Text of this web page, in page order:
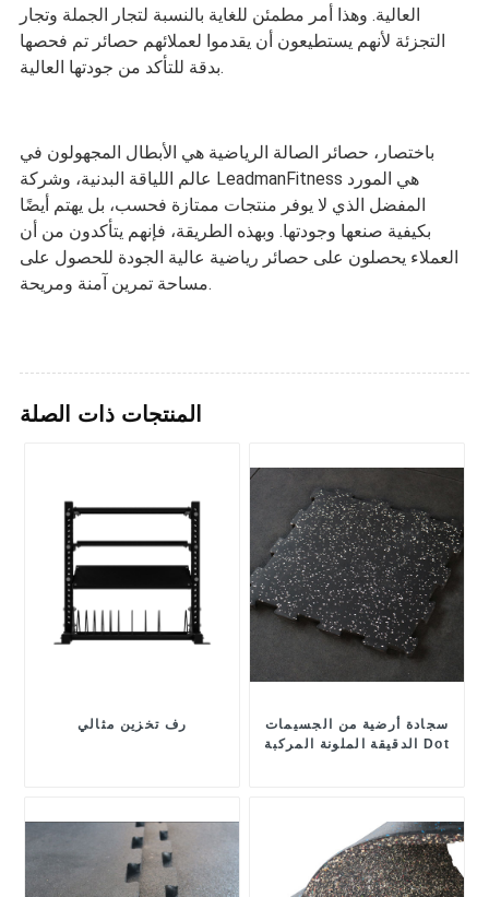
العالية. وهذا أمر مطمئن للغاية بالنسبة لتجار الجملة وتجار
التجزئة لأنهم يستطيعون أن يقدموا لعملائهم حصائر تم فحصها
بدقة للتأكد من جودتها العالية.
باختصار، حصائر الصالة الرياضية هي الأبطال المجهولون في
عالم اللياقة البدنية، وشركة LeadmanFitness هي المورد
المفضل الذي لا يوفر منتجات ممتازة فحسب، بل يهتم أيضًا
بكيفية صنعها وجودتها. وبهذه الطريقة، فإنهم يتأكدون من أن
العملاء يحصلون على حصائر رياضية عالية الجودة للحصول على
مساحة تمرين آمنة ومريحة.
المنتجات ذات الصلة
رف تخزين مثالي
سجادة أرضية من الجسيمات
الدقيقة الملونة المركبة Dot